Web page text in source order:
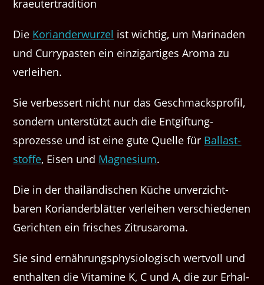
Die Korian­der­wurzel ist wichtig, um Mari­naden
und Cur­ry­pas­ten ein einzi­gar­tiges Aro­ma zu
verleihen.
Sie verbessert nicht nur das Geschmack­spro­fil,
son­dern unter­stützt auch die Ent­gif­tung­
sprozesse und ist eine gute Quelle für Bal­last­
stoffe, Eisen und Mag­ne­sium.
Die in der thailändis­chen Küche unverzicht­
baren Korian­derblät­ter ver­lei­hen ver­schiede­nen
Gericht­en ein frisches Zitrusaroma.
Sie sind ernährungsphys­i­ol­o­gisch wertvoll und
enthal­ten die Vit­a­mine K, C und A, die zur Erhal­